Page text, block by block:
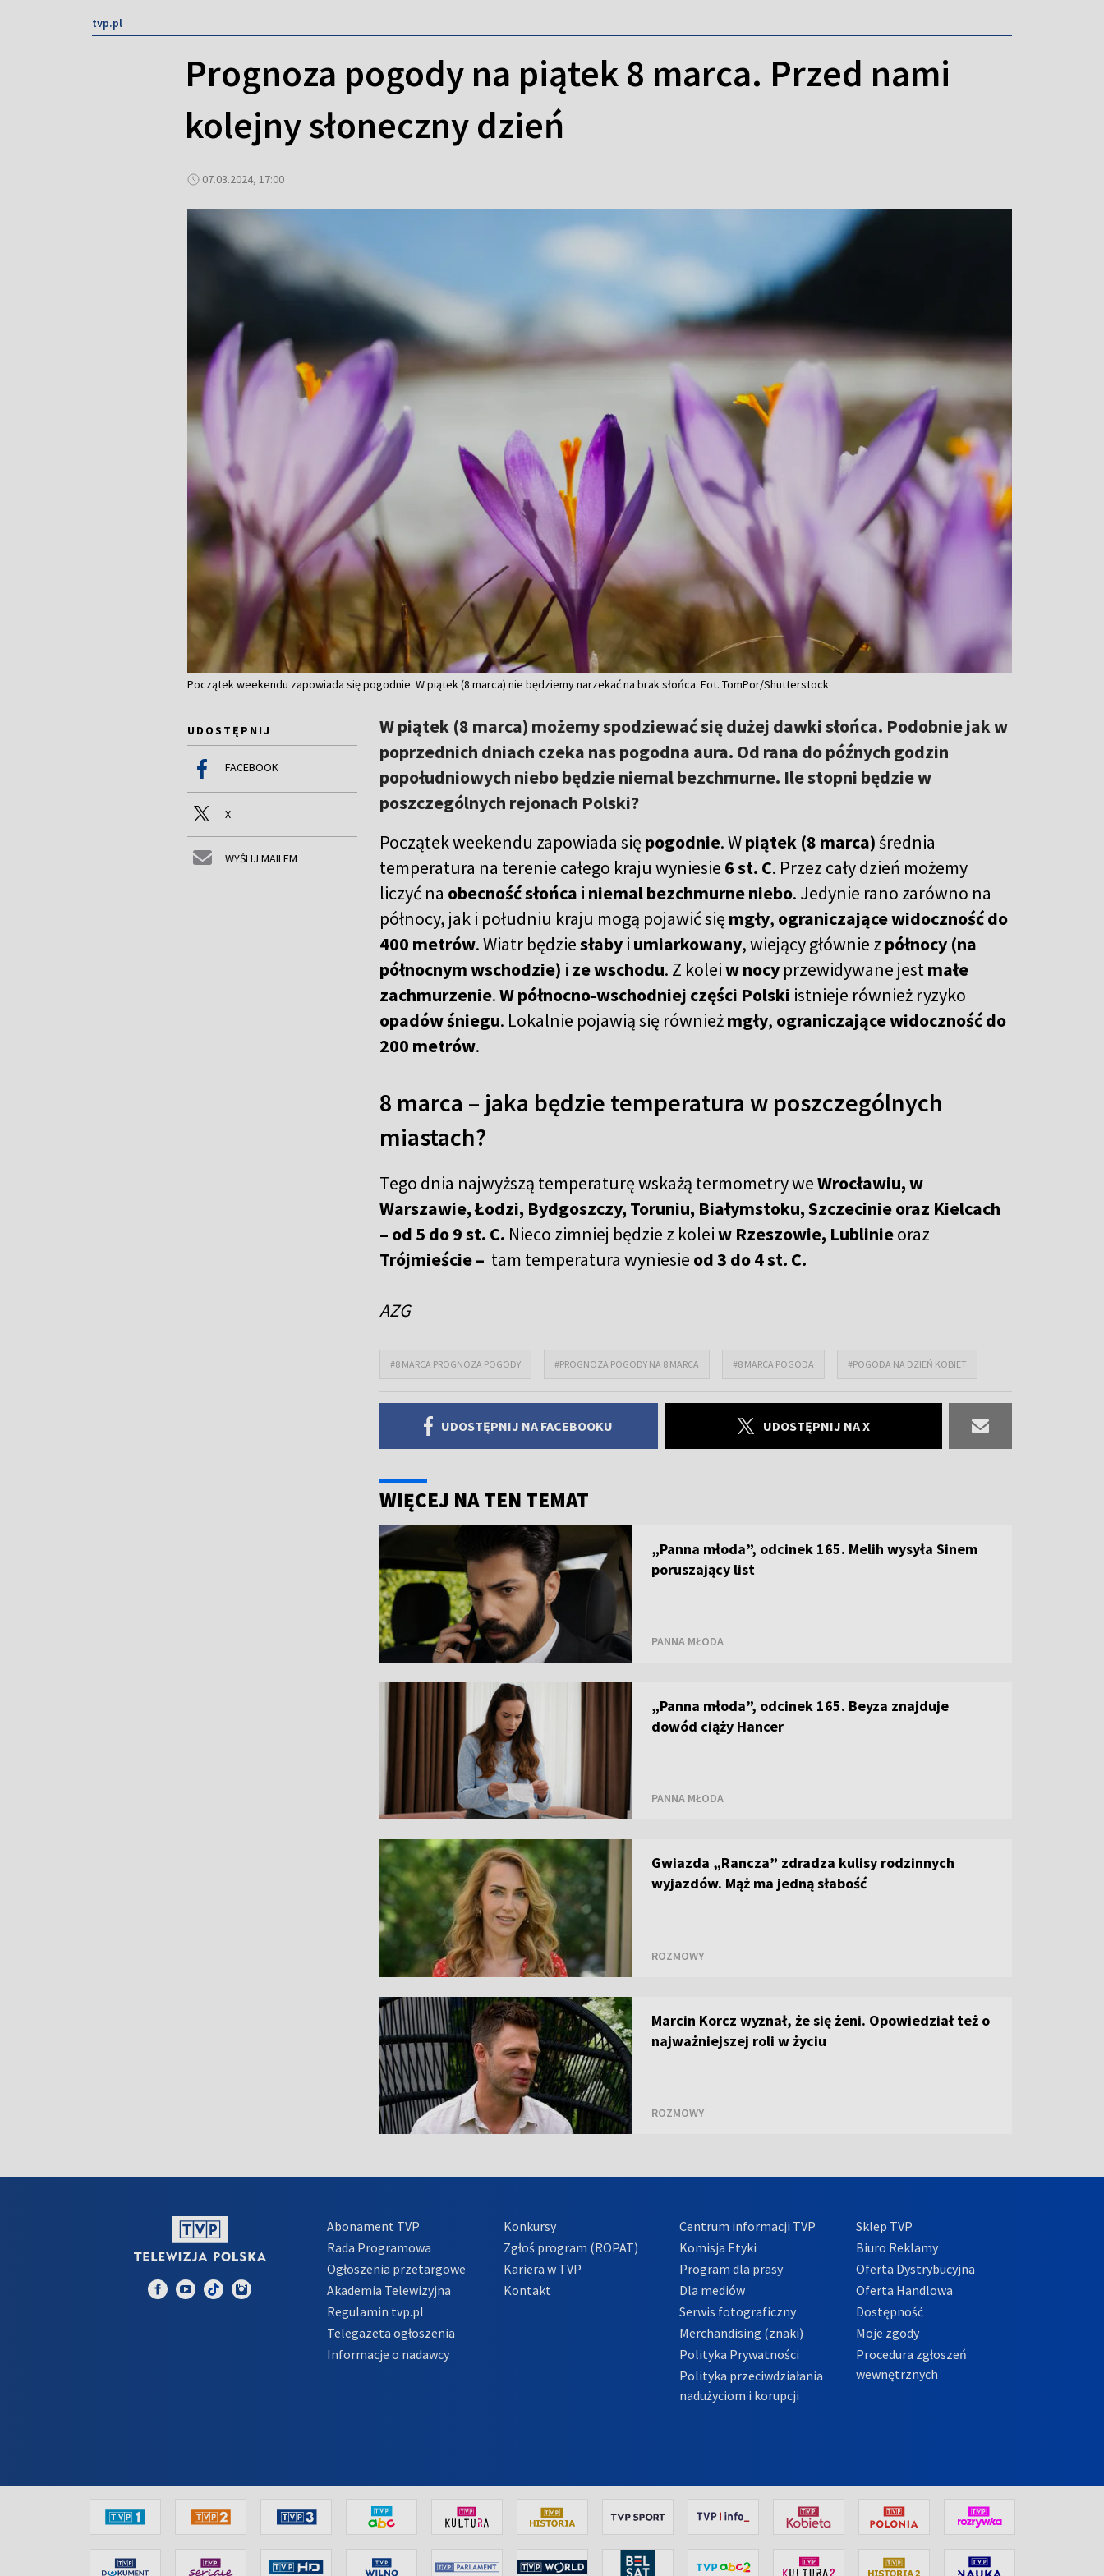
tvp.pl
Prognoza pogody na piątek 8 marca. Przed nami
kolejny słoneczny dzień
07.03.2024, 17:00
Początek weekendu zapowiada się pogodnie. W piątek (8 marca) nie będziemy narzekać na brak słońca. Fot. TomPor/Shutterstock
UDOSTĘPNIJ
FACEBOOK
X
WYŚLIJ MAILEM
W piątek (8 marca) możemy spodziewać się dużej dawki słońca. Podobnie jak w
poprzednich dniach czeka nas pogodna aura. Od rana do późnych godzin
popołudniowych niebo będzie niemal bezchmurne. Ile stopni będzie w
poszczególnych rejonach Polski?
Początek weekendu zapowiada się pogodnie. Wpiątek (8 marca)średnia
temperatura na terenie całego kraju wyniesie 6 st. C. Przez cały dzień możemy
liczyć na obecność słońca i niemal bezchmurne niebo. Jedynie rano zarówno na
północy, jak i południu kraju mogą pojawić się mgły, ograniczające widoczność do
400 metrów. Wiatr będziesłaby i umiarkowany, wiejący głównie z północy (na
północnym wschodzie) i ze wschodu. Z koleiw nocy przewidywane jestmałe
zachmurzenie.W północno-wschodniej części Polski istnieje również ryzyko
opadów śniegu. Lokalnie pojawią się równieżmgły, ograniczające widoczność do
200 metrów.
8 marca – jaka będzie temperatura w poszczególnych
miastach?
Tego dnia najwyższą temperaturę wskażą termometry weWrocławiu, w
Warszawie, Łodzi, Bydgoszczy, Toruniu, Białymstoku, Szczecinie oraz Kielcach
– od 5 do 9 st. C. Nieco zimniej będzie z koleiw Rzeszowie, Lublinieoraz
Trójmieście – tam temperatura wyniesie od 3 do 4 st. C.
AZG
#8 MARCA PROGNOZA POGODY #PROGNOZA POGODY NA 8 MARCA #8 MARCA POGODA #POGODA NA DZIEŃ KOBIET
UDOSTĘPNIJ NA FACEBOOKU UDOSTĘPNIJ NA X
WIĘCEJ NA TEN TEMAT
„Panna młoda”, odcinek 165. Melih wysyła Sinem
poruszający list
PANNA MŁODA
„Panna młoda”, odcinek 165. Beyza znajduje
dowód ciąży Hancer
PANNA MŁODA
Gwiazda „Rancza” zdradza kulisy rodzinnych
wyjazdów. Mąż ma jedną słabość
ROZMOWY
Marcin Korcz wyznał, że się żeni. Opowiedział też o
najważniejszej roli w życiu
ROZMOWY
Abonament TVP
Rada Programowa
Ogłoszenia przetargowe
Akademia Telewizyjna
Regulamin tvp.pl
Telegazeta ogłoszenia
Informacje o nadawcy
Konkursy
Zgłoś program (ROPAT)
Kariera w TVP
Kontakt
Centrum informacji TVP
Komisja Etyki
Program dla prasy
Dla mediów
Serwis fotograficzny
Merchandising (znaki)
Polityka Prywatności
Polityka przeciwdziałania
nadużyciom i korupcji
Sklep TVP
Biuro Reklamy
Oferta Dystrybucyjna
Oferta Handlowa
Dostępność
Moje zgody
Procedura zgłoszeń
wewnętrznych